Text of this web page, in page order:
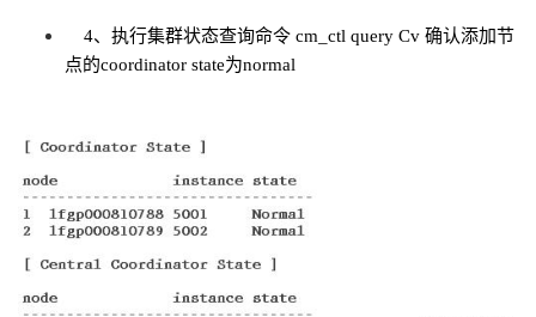
4、执行集群状态查询命令 cm_ctl query Cv 确认添加节
点的coordinator state为normal